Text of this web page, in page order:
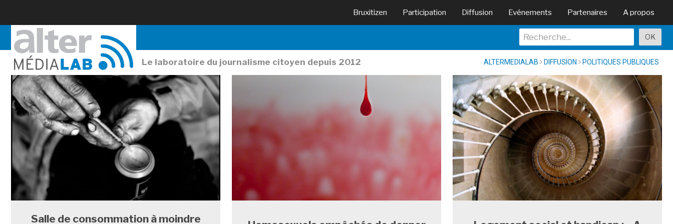
Bruxitizen Participation Diffusion Evénements Partenaires A propos
Le laboratoire du journalisme citoyen depuis 2012 ALTERMEDIALAB DIFFUSION POLITIQUES PUBLIQUES
Salle de consommation à moindre